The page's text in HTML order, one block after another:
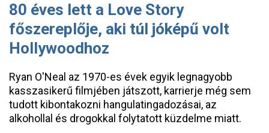
80 éves lett a Love Story
főszereplője, aki túl jóképű volt
Hollywoodhoz
Ryan O'Neal az 1970-es évek egyik legnagyobb
kasszasikerű filmjében játszott, karrierje még sem
tudott kibontakozni hangulatingadozásai, az
alkohollal és drogokkal folytatott küzdelme miatt.